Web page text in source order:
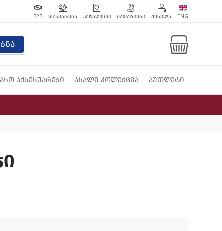
B2B ᲓᲐᲮᲛᲐᲠᲔᲑᲐ ᲙᲐᲢᲐᲚᲝᲒᲘ ᲛᲐᲦᲐᲖᲘᲔᲑᲘ ᲨᲔᲡᲕᲚᲐ ENG
აქსესუარები ახალი კოლექცია აუთლეტი